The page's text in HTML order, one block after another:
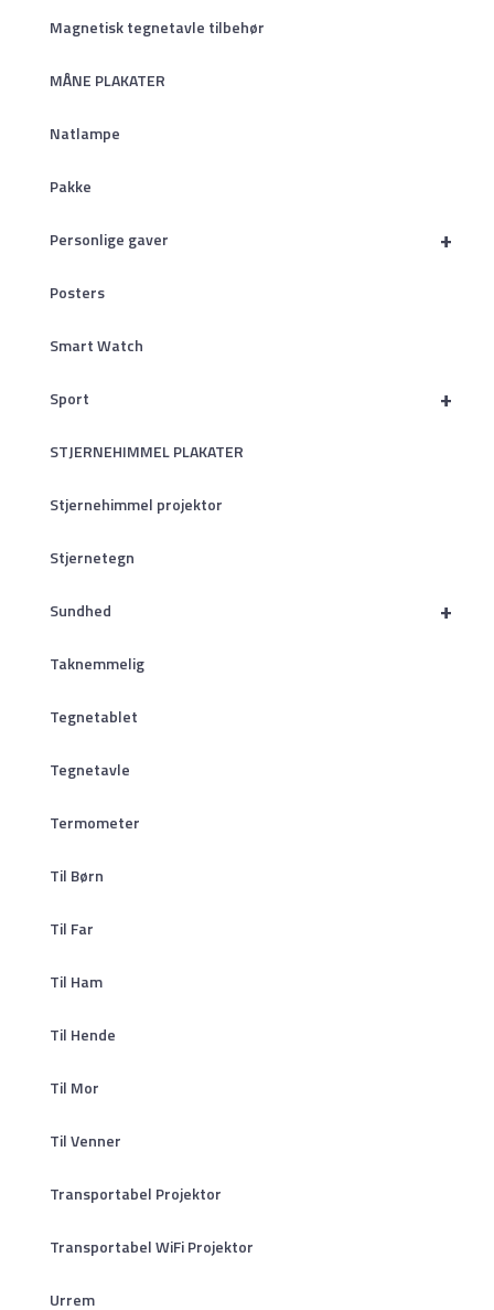
Magnetisk tegnetavle tilbehør
MÅNE PLAKATER
Natlampe
Pakke
+
Personlige gaver
Posters
Smart Watch
+
Sport
STJERNEHIMMEL PLAKATER
Stjernehimmel projektor
Stjernetegn
+
Sundhed
Taknemmelig
Tegnetablet
Tegnetavle
Termometer
Til Børn
Til Far
Til Ham
Til Hende
Til Mor
Til Venner
Transportabel Projektor
Transportabel WiFi Projektor
Urrem